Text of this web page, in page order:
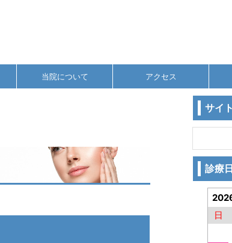
当院について アクセス
サイ
診療日
日